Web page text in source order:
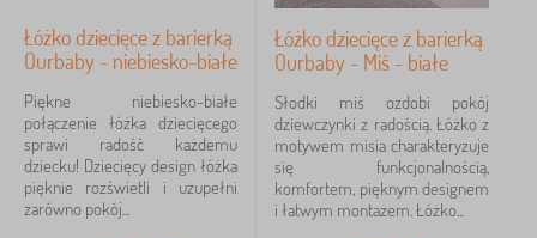
Łóżko dziecięce z barierką
Ourbaby - niebiesko-białe
Piękne niebiesko-białe
połączenie łóżka dziecięcego
sprawi radość każdemu
dziecku! Dziecięcy design łóżka
pięknie rozświetli i uzupełni
zarówno pokój...
Łóżko dziecięce z barierką
Ourbaby - Miś - białe
Słodki miś ozdobi pokój
dziewczynki z radością. Łóżko z
motywem misia charakteryzuje
się funkcjonalnością,
komfortem, pięknym designem
i łatwym montażem. Łóżko...